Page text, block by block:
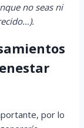
no seas ni
por lo